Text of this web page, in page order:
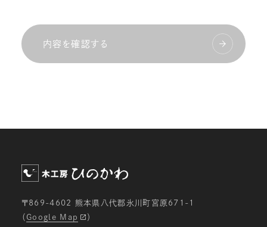
ざん・漏洩などを防止するため、セキュリティシステム
の維持・管理体制の整備・社員教育の徹底等の必要
な措置を講じ、安全対策を実施し個人情報の厳重な
メールマガジン等の配信、セミナーやイベントのご
電子メールでの問い合わせへの対応のため。
ご注文いただいた商品の発送のため。
内容を確認する
〒869-4602 熊本県八代郡氷川町宮原671-1
（ Google Map
）